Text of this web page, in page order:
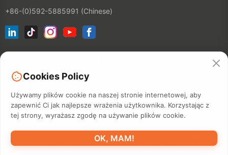
+86-(0)592-5885991 (Chinese)
©2026 XIAMEN HANIN CO., LTD.POLITYKA PRYWATNOŚCI
OKRES UŻYTKOWANIA MAPA WITRYNY
Cookies Policy
Używamy plików cookie na naszej stronie internetowej, aby
zapewnić Ci jak najlepsze wrażenia użytkownika. Korzystając z
tej strony, wyrażasz zgodę na używanie plików cookie.
OK, MAM!